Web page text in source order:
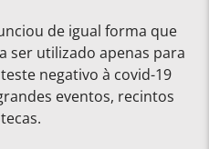
de igual forma que
ser utilizado apenas para
negativo à covid-19
eventos, recintos